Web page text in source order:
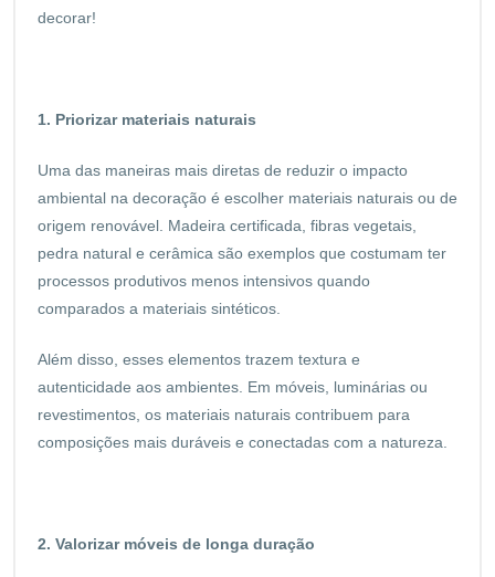
decorar!
1. Priorizar materiais naturais
Uma das maneiras mais diretas de reduzir o impacto
ambiental na decoração é escolher materiais naturais ou de
origem renovável. Madeira certificada, fibras vegetais,
pedra natural e cerâmica são exemplos que costumam ter
processos produtivos menos intensivos quando
comparados a materiais sintéticos.
Além disso, esses elementos trazem textura e
autenticidade aos ambientes. Em móveis, luminárias ou
revestimentos, os materiais naturais contribuem para
composições mais duráveis e conectadas com a natureza.
2. Valorizar móveis de longa duração